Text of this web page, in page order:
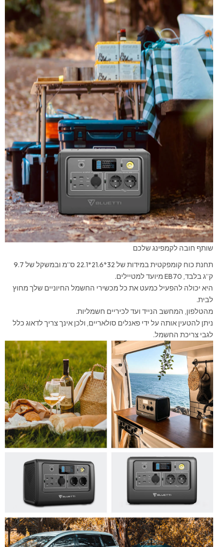
שותף חובה לקמפינג שלכם
תחנת כוח קומפקטית במידות של 32*21.6*22.1 ס”מ ובמשקל של 9.7
ק”ג בלבד, EB70 מיועד למטיילים.
היא יכולה להפעיל כמעט את כל מכשירי החשמל החיוניים שלך מחוץ
לבית.
מהטלפון, המחשב הנייד ועד לכיריים חשמליות.
ניתן להטעין אותה על ידי פאנלים סולאריים, ולכן אינך צריך לדאוג כלל
לגבי צריכת החשמל.